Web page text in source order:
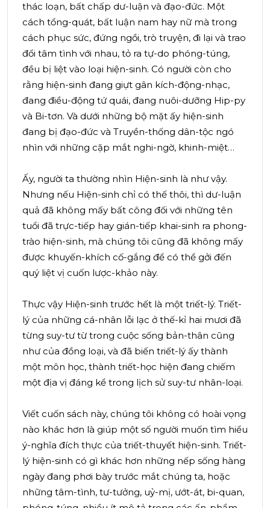
thác loạn, bất chấp dư-luận và đạo-đức. Một
cách tổng-quát, bất luận nam hay nữ mà trong
cách phục sức, đứng ngồi, trò truyện, đi lại và trao
đổi tâm tình với nhau, tỏ ra tự-do phóng-túng,
đều bị liệt vào loại hiện-sinh. Có người còn cho
rằng hiện-sinh đang giựt gân kích-động-nhạc,
đang điều-động tứ quái, đang nuôi-dưỡng Hip-py
và Bi-tơn. Và dưới những bộ mặt ấy hiện-sinh
đang bị đạo-đức và Truyền-thống dân-tộc ngó
nhìn với những cặp mắt nghi-ngờ, khinh-miệt…
Ấy, người ta thường nhìn Hiện-sinh là như vậy.
Nhưng nếu Hiện-sinh chỉ có thế thôi, thì dư-luận
quả đã không mấy bất công đối với những tên
tuổi đã trực-tiếp hay gián-tiếp khai-sinh ra phong-
trào hiện-sinh, mà chúng tôi cũng đã không mấy
được khuyến-khích cố-gắng để có thể gởi đến
quý liệt vị cuốn lược-khảo này.
Thực vậy Hiện-sinh trước hết là một triết-lý. Triết-
lý của những cá-nhân lỗi lạc ở thế-kỉ hai mươi đã
từng suy-tư từ trong cuộc sống bản-thân cũng
như của đồng loại, và đã biến triết-lý ấy thành
một môn học, thành triết-học hiện đang chiếm
một địa vị đáng kể trong lịch sử suy-tư nhân-loại.
Viết cuốn sách này, chúng tôi không có hoài vọng
nào khác hơn là giúp một số người muốn tìm hiểu
ý-nghĩa đích thực của triết-thuyết hiện-sinh. Triết-
lý hiện-sinh có gì khác hơn những nếp sống hàng
ngày đang phơi bày trước mắt chúng ta, hoặc
những tâm-tình, tư-tưởng, uỷ-mị, ướt-át, bi-quan,